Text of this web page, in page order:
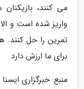
می کنند،
واریز شده است و
تمرین را حل کنند.
برای ما ارزش دارد.
منبع: خبرگزاری ایسنا